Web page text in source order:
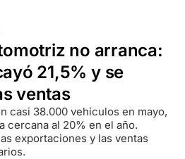
no arranca:
21,5% y se
ventas
casi 38.000 vehículos en mayo,
cercana al 20% en el año.
exportaciones y las ventas